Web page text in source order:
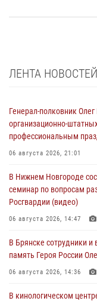
ЛЕНТА НОВОСТЕЙ
Генерал-полковник
организационно-
профессиональным
06 августа 2026, 21:01
В Нижнем Новгороде
семинар по вопросам
Росгвардии (видео)
06 августа 2026, 14:47
В Брянске сотрудники
память Героя России
06 августа 2026, 14:36
В кинологическом